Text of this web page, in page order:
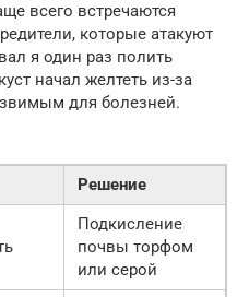
всего встречаются
которые атакуют
я один раз полить
начал желтеть из-за
для болезней.
Решение
Подкисление
почвы торфом
или серой